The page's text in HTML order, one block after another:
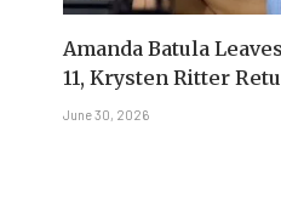
Amanda Batula
11, Krysten Ritter
June 30, 2026